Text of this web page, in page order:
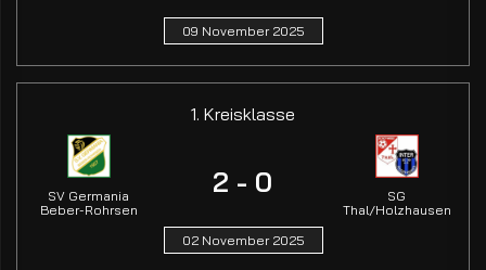
09 November 2025
1. Kreisklasse
SV Germania
Beber-Rohrsen
2 - 0
SG
Thal/Holzhausen
02 November 2025